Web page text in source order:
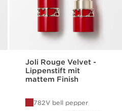
Joli Rouge Velvet -
Lippenstift mit
mattem Finish
782V bell pepper